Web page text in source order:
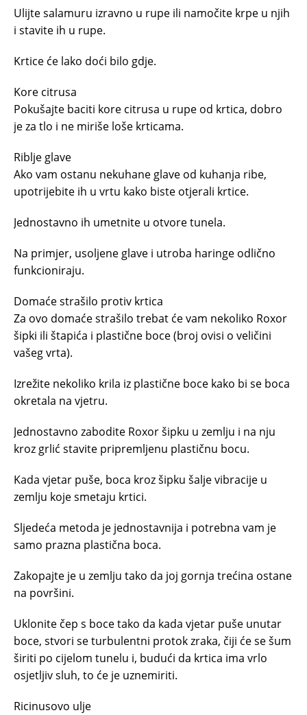
Ulijte salamuru izravno u rupe ili namočite krpe u njih
i stavite ih u rupe.
Krtice će lako doći bilo gdje.
Kore citrusa
Pokušajte baciti kore citrusa u rupe od krtica, dobro
je za tlo i ne miriše loše krticama.
Riblje glave
Ako vam ostanu nekuhane glave od kuhanja ribe,
upotrijebite ih u vrtu kako biste otjerali krtice.
Jednostavno ih umetnite u otvore tunela.
Na primjer, usoljene glave i utroba haringe odlično
funkcioniraju.
Domaće strašilo protiv krtica
Za ovo domaće strašilo trebat će vam nekoliko Roxor
šipki ili štapića i plastične boce (broj ovisi o veličini
vašeg vrta).
Izrežite nekoliko krila iz plastične boce kako bi se boca
okretala na vjetru.
Jednostavno zabodite Roxor šipku u zemlju i na nju
kroz grlić stavite pripremljenu plastičnu bocu.
Kada vjetar puše, boca kroz šipku šalje vibracije u
zemlju koje smetaju krtici.
Sljedeća metoda je jednostavnija i potrebna vam je
samo prazna plastična boca.
Zakopajte je u zemlju tako da joj gornja trećina ostane
na površini.
Uklonite čep s boce tako da kada vjetar puše unutar
boce, stvori se turbulentni protok zraka, čiji će se šum
širiti po cijelom tunelu i, budući da krtica ima vrlo
osjetljiv sluh, to će je uznemiriti.
Ricinusovo ulje